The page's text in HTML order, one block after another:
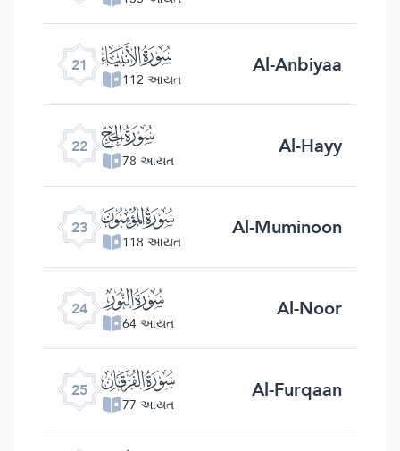
21 ﮡ
112 આયત Al-Anbiyaa
22 ﮢ
78 આયત Al-Hayy
23 ﮣ
118 આયત Al-Muminoon
24 ﮤ
64 આયત Al-Noor
25 ﮥ
77 આયત Al-Furqaan